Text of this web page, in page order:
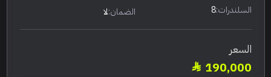
السلندرات:8 الضمان:لا
السعر
190,000